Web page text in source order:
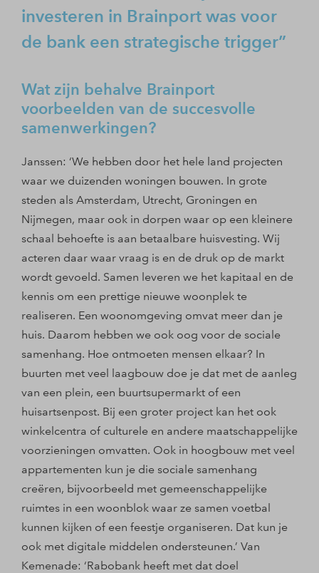
investeren in Brainport was voor
de bank een strategische trigger
Wat zijn behalve Brainport
voorbeelden van de succesvolle
samenwerkingen?
Janssen: ‘We hebben door het hele land projecten
waar we duizenden woningen bouwen. In grote
steden als Amsterdam, Utrecht, Groningen en
Nijmegen, maar ook in dorpen waar op een kleinere
schaal behoefte is aan betaalbare huisvesting. Wij
acteren daar waar vraag is en de druk op de markt
wordt gevoeld. Samen leveren we het kapitaal en de
kennis om een prettige nieuwe woonplek te
realiseren. Een woonomgeving omvat meer dan je
huis. Daarom hebben we ook oog voor de sociale
samenhang. Hoe ontmoeten mensen elkaar? In
buurten met veel laagbouw doe je dat met de aanleg
van een plein, een buurtsupermarkt of een
huisartsenpost. Bij een groter project kan het ook
winkelcentra of culturele en andere maatschappelijke
voorzieningen omvatten. Ook in hoogbouw met veel
appartementen kun je die sociale samenhang
creëren, bijvoorbeeld met gemeenschappelijke
ruimtes in een woonblok waar ze samen voetbal
kunnen kijken of een feestje organiseren. Dat kun je
ook met digitale middelen ondersteunen.’ Van
Kemenade: ‘Rabobank heeft met dat doel